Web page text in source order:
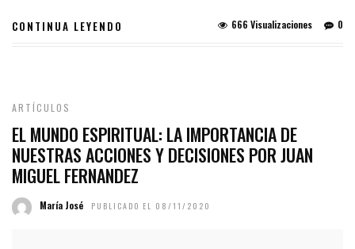
CONTINUA LEYENDO 0
666 Visualizaciones
ARTÍCULOS
EL MUNDO ESPIRITUAL: LA IMPORTANCIA DE
NUESTRAS ACCIONES Y DECISIONES POR JUAN
MIGUEL FERNANDEZ
María José PUBLICADO EL 08/11/2020